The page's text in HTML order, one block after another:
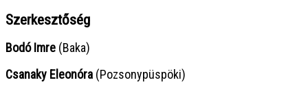
Szerkesztőség
Bodó Imre (Baka)
Csanaky Eleonóra (Pozsonypüspöki)